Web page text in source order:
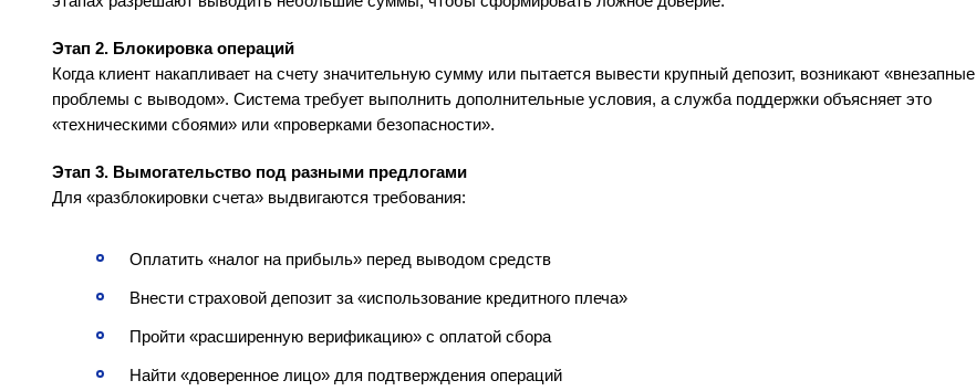
Этап 2. Блокировка операций
Когда клиент накапливает на счету значительную сумму или пытается вывести крупный депозит, возникают «внезапные
проблемы с выводом». Система требует выполнить дополнительные условия, а служба поддержки объясняет это
«техническими сбоями» или «проверками безопасности».
Этап 3. Вымогательство под разными предлогами
Для «разблокировки счета» выдвигаются требования:
Оплатить «налог на прибыль» перед выводом средств
Внести страховой депозит за «использование кредитного плеча»
Пройти «расширенную верификацию» с оплатой сбора
Найти «доверенное лицо» для подтверждения операций